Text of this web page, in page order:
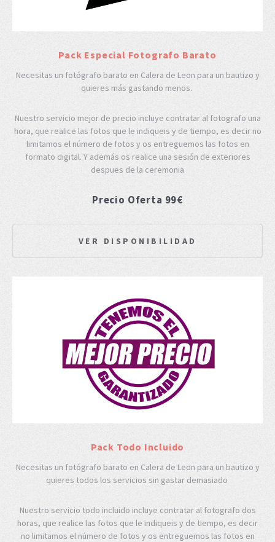
Pack Especial Fotografo Barato
Necesitas un fotógrafo barato en Calera de Leon para un bautizo y
quieres más gastando menos.
Nuestro servicio mejor de precio incluye contratar al fotografo una
hora, que realice las fotos que le indiqueis y de tiempo, es decir no
limitamos el número de fotos y os entreguemos las fotos en
formato digital. Y además os realice una sesión de exteriores
despues de la ceremonia
Precio Oferta 99€
VER DISPONIBILIDAD
Pack Todo Incluido
Necesitas un fotógrafo barato en Calera de Leon para un bautizo y
quieres todos los servicios sin gastar demasiado
Nuestro servicio todo incluido incluye contratar al fotografo dos
horas, que realice las fotos que le indiqueis y de tiempo, es decir
no limitamos el número de fotos y os entreguemos las fotos en